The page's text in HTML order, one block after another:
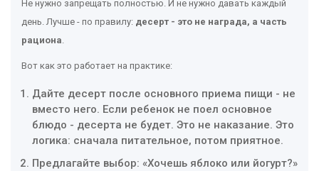
Не нужно запрещать полностью. И не нужно давать каждый
день. Лучше - по правилу: десерт - это не награда, а часть
рациона.
Вот как это работает на практике:
Дайте десерт после основного приема пищи - не
вместо него. Если ребенок не поел основное
блюдо - десерта не будет. Это не наказание. Это
логика: сначала питательное, потом приятное.
Предлагайте выбор: «Хочешь яблоко или йогурт?»